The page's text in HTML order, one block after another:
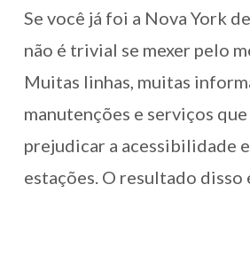
Se você já foi a Nova York
não é trivial se mexer pelo
Muitas linhas, muitas
manutenções e serviços
prejudicar a acessibilidade
estações. O resultado disso